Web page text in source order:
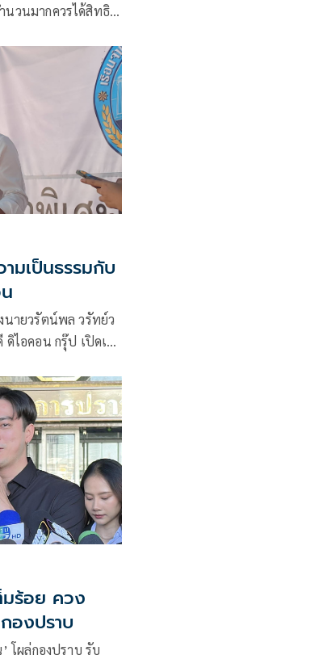
นวนมากควรได้สิทธิสู้
มเป็นธรรมกับ
นายวรัตน์พล วรัทย์ว
ไอคอน กรุ๊ป เปิดเผย
กล่าวนายวิฑูรย์
ร้อย ควง
องปราบ
โผล่กองปราบ รับ